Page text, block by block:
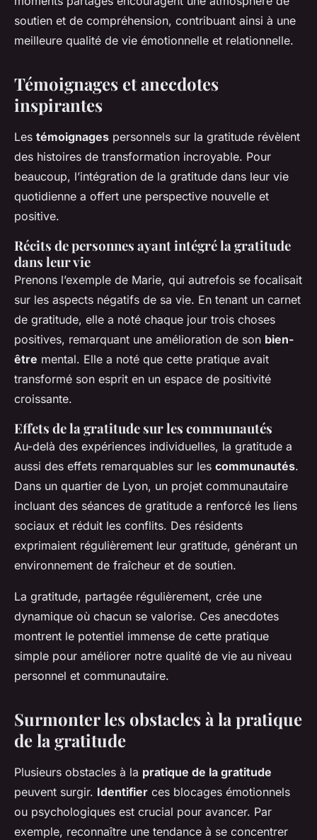
soutien et de compréhension, contribuant ainsi à une
meilleure qualité de vie émotionnelle et relationnelle.
Témoignages et anecdotes
inspirantes
Les témoignages personnels sur la gratitude révèlent
des histoires de transformation incroyable. Pour
beaucoup, l’intégration de la gratitude dans leur vie
quotidienne a offert une perspective nouvelle et
positive.
Récits de personnes ayant intégré la gratitude
dans leur vie
Prenons l’exemple de Marie, qui autrefois se focalisait
sur les aspects négatifs de sa vie. En tenant un carnet
de gratitude, elle a noté chaque jour trois choses
positives, remarquant une amélioration de son bien-
être mental. Elle a noté que cette pratique avait
transformé son esprit en un espace de positivité
croissante.
Effets de la gratitude sur les communautés
Au-delà des expériences individuelles, la gratitude a
aussi des effets remarquables sur les communautés.
Dans un quartier de Lyon, un projet communautaire
incluant des séances de gratitude a renforcé les liens
sociaux et réduit les conflits. Des résidents
exprimaient régulièrement leur gratitude, générant un
environnement de fraîcheur et de soutien.
La gratitude, partagée régulièrement, crée une
dynamique où chacun se valorise. Ces anecdotes
montrent le potentiel immense de cette pratique
simple pour améliorer notre qualité de vie au niveau
personnel et communautaire.
Surmonter les obstacles à la pratique
de la gratitude
Plusieurs obstacles à la pratique de la gratitude
peuvent surgir. Identifier ces blocages émotionnels
ou psychologiques est crucial pour avancer. Par
exemple, reconnaître une tendance à se concentrer